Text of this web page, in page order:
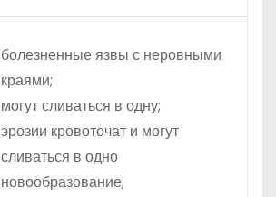
болезненные язвы с неровными
краями;
могут сливаться в одну;
эрозии кровоточат и могут
сливаться в одно
новообразование;